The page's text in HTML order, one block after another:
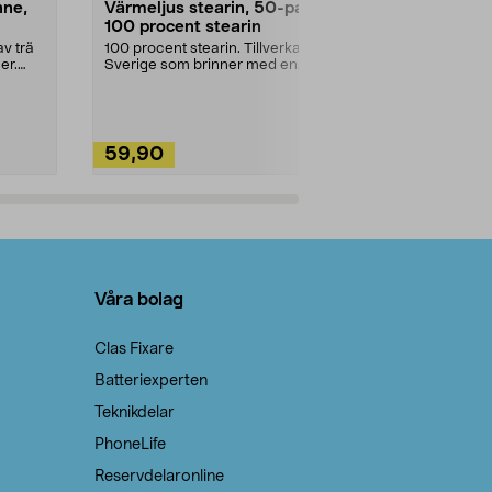
trä
Värmeljus stearin, 50-pack,
100 procent stearin
100 procent stearin. Tillverkade i
Sverige som brinner med en
59,90
Våra bolag
Clas Fixare
Batteriexperten
Teknikdelar
PhoneLife
Reservdelaronline